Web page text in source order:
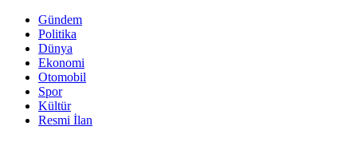
Gündem
Politika
Dünya
Ekonomi
Otomobil
Spor
Kültür
Resmi İlan